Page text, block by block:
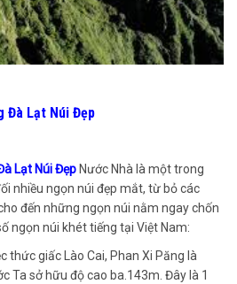
Đà Lạt Núi Đẹp
Lạt Núi Đẹp Nước Nhà là một trong
nhiều ngọn núi đẹp mắt, từ bỏ các
đến những ngọn núi nằm ngay chốn
ngọn núi khét tiếng tại Việt Nam:
thức giấc Lào Cai, Phan Xi Păng là
Ta sở hữu độ cao ba.143m. Đây là 1